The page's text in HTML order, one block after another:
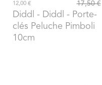
12,00 € 17,50 €
Diddl
- Diddl - Porte-
clés Peluche Pimboli
10cm